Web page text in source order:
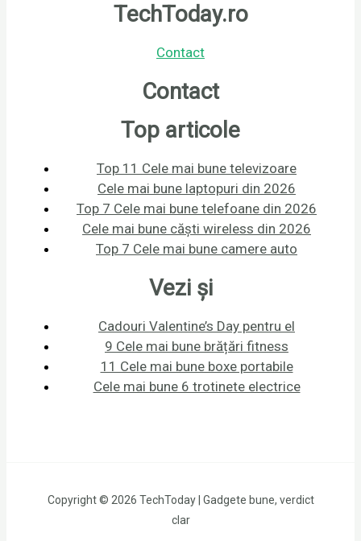
TechToday.ro
Contact
Contact
Top articole
Top 11 Cele mai bune televizoare
Cele mai bune laptopuri din 2026
Top 7 Cele mai bune telefoane din 2026
Cele mai bune căști wireless din 2026
Top 7 Cele mai bune camere auto
Vezi și
Cadouri Valentine’s Day pentru el
9 Cele mai bune brățări fitness
11 Cele mai bune boxe portabile
Cele mai bune 6 trotinete electrice
Copyright © 2026 TechToday | Gadgete bune, verdict
clar